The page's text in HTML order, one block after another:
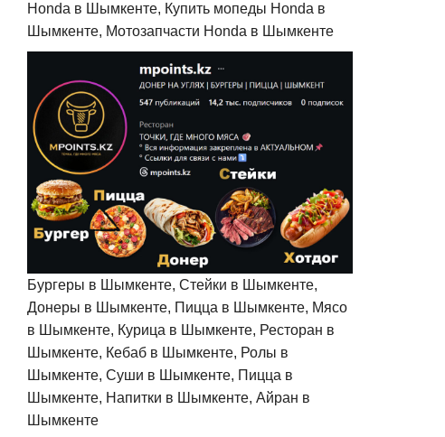
Honda в Шымкенте, Купить мопеды Honda в
Шымкенте, Мотозапчасти Honda в Шымкенте
Бургеры в Шымкенте, Стейки в Шымкенте,
Донеры в Шымкенте, Пицца в Шымкенте, Мясо
в Шымкенте, Курица в Шымкенте, Ресторан в
Шымкенте, Кебаб в Шымкенте, Ролы в
Шымкенте, Суши в Шымкенте, Пицца в
Шымкенте, Напитки в Шымкенте, Айран в
Шымкенте